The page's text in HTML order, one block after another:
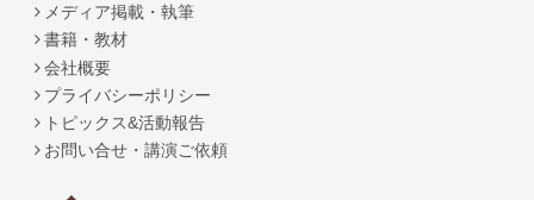
メディア掲載・執筆
書籍・教材
会社概要
プライバシーポリシー
トピックス&活動報告
お問い合せ・講演ご依頼